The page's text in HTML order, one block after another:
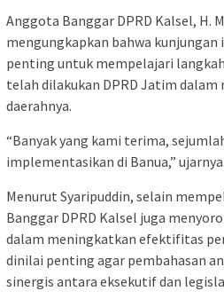
Anggota Banggar DPRD Kalsel, H.
mengungkapkan bahwa
penting untuk mempelajari
telah dilakukan DPRD Jatim
daerahnya.
“Banyak yang kami terima,
implementasikan di Banua,” ujarnya.
Menurut Syaripuddin, selain
Banggar DPRD Kalsel juga
dalam meningkatkan efektifitas
dinilai penting agar pembahasan
sinergis antara eksekutif dan